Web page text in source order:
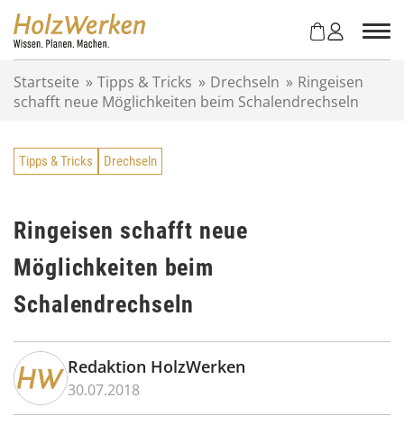
Startseite » Tipps & Tricks » Drechseln » Ringeisen
schafft neue Möglichkeiten beim Schalendrechseln
Tipps & Tricks Drechseln
Ringeisen schafft neue
Möglichkeiten beim
Schalendrechseln
Redaktion HolzWerken
30.07.2018